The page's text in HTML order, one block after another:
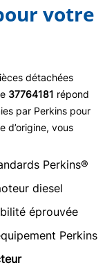
votre
détachées
37764181 répond
par Perkins pour
d’origine, vous
Perkins®
diesel
éprouvée
Perkins